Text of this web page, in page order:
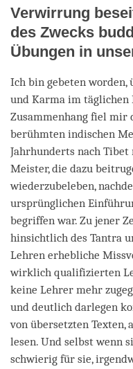
Verwirrung
des Zwecks
Übungen in
Ich bin gebeten worden,
und Karma im täglichen
Zusammenhang fiel mir
berühmten indischen
Jahrhunderts nach
Meister, die dazu
wiederzubeleben,
ursprünglichen
begriffen war. Zu jener
hinsichtlich des Tantra
Lehren erhebliche
wirklich qualifizierten
keine Lehrer mehr
und deutlich darlegen
von übersetzten
lesen. Und selbst wenn
schwierig für sie,